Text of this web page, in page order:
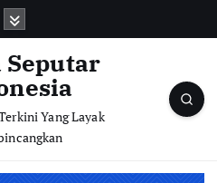
Yang Layak